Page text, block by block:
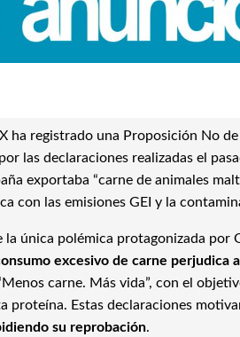
ha registrado una Proposición No de
las declaraciones realizadas el
exportaba “carne de animales
con las emisiones GEI y la
la única polémica protagonizada por
excesivo de carne perjudica
carne. Más vida”, con el
proteína. Estas declaraciones
su reprobación.